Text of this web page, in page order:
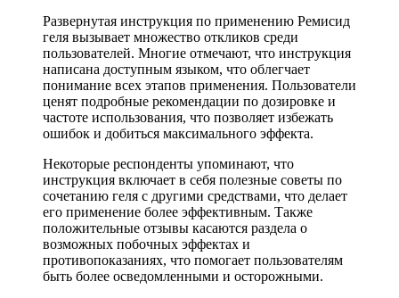
Развернутая инструкция по применению Ремисид
геля вызывает множество откликов среди
пользователей. Многие отмечают, что инструкция
написана доступным языком, что облегчает
понимание всех этапов применения. Пользователи
ценят подробные рекомендации по дозировке и
частоте использования, что позволяет избежать
ошибок и добиться максимального эффекта.
Некоторые респонденты упоминают, что
инструкция включает в себя полезные советы по
сочетанию геля с другими средствами, что делает
его применение более эффективным. Также
положительные отзывы касаются раздела о
возможных побочных эффектах и
противопоказаниях, что помогает пользователям
быть более осведомленными и осторожными.